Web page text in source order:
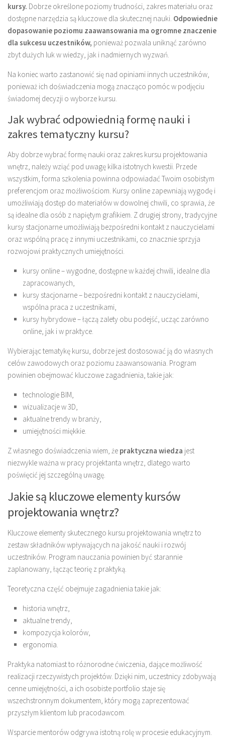
kursy. Dobrze określone poziomy trudności, zakres materiału oraz
dostępne narzędzia są kluczowe dla skutecznej nauki. Odpowiednie
dopasowanie poziomu zaawansowania ma ogromne znaczenie
dla sukcesu uczestników, ponieważ pozwala uniknąć zarówno
zbyt dużych luk w wiedzy, jak i nadmiernych wyzwań.
Na koniec warto zastanowić się nad opiniami innych uczestników,
ponieważ ich doświadczenia mogą znacząco pomóc w podjęciu
świadomej decyzji o wyborze kursu.
Jak wybrać odpowiednią formę nauki i
zakres tematyczny kursu?
Aby dobrze wybrać formę nauki oraz zakres kursu projektowania
wnętrz, należy wziąć pod uwagę kilka istotnych kwestii. Przede
wszystkim, forma szkolenia powinna odpowiadać Twoim osobistym
preferencjom oraz możliwościom. Kursy online zapewniają wygodę i
umożliwiają dostęp do materiałów w dowolnej chwili, co sprawia, że
są idealne dla osób z napiętym grafikiem. Z drugiej strony, tradycyjne
kursy stacjonarne umożliwiają bezpośredni kontakt z nauczycielami
oraz wspólną pracę z innymi uczestnikami, co znacznie sprzyja
rozwojowi praktycznych umiejętności.
kursy online – wygodne, dostępne w każdej chwili, idealne dla
zapracowanych,
kursy stacjonarne – bezpośredni kontakt z nauczycielami,
wspólna praca z uczestnikami,
kursy hybrydowe – łączą zalety obu podejść, ucząc zarówno
online, jak i w praktyce.
Wybierając tematykę kursu, dobrze jest dostosować ją do własnych
celów zawodowych oraz poziomu zaawansowania. Program
powinien obejmować kluczowe zagadnienia, takie jak:
technologie BIM,
wizualizacje w 3D,
aktualne trendy w branży,
umiejętności miękkie.
Z własnego doświadczenia wiem, że praktyczna wiedza jest
niezwykle ważna w pracy projektanta wnętrz, dlatego warto
poświęcić jej szczególną uwagę.
Jakie są kluczowe elementy kursów
projektowania wnętrz?
Kluczowe elementy skutecznego kursu projektowania wnętrz to
zestaw składników wpływających na jakość nauki i rozwój
uczestników. Program nauczania powinien być starannie
zaplanowany, łącząc teorię z praktyką.
Teoretyczna część obejmuje zagadnienia takie jak:
historia wnętrz,
aktualne trendy,
kompozycja kolorów,
ergonomia.
Praktyka natomiast to różnorodne ćwiczenia, dające możliwość
realizacji rzeczywistych projektów. Dzięki nim, uczestnicy zdobywają
cenne umiejętności, a ich osobiste portfolio staje się
wszechstronnym dokumentem, który mogą zaprezentować
przyszłym klientom lub pracodawcom.
Wsparcie mentorów odgrywa istotną rolę w procesie edukacyjnym.